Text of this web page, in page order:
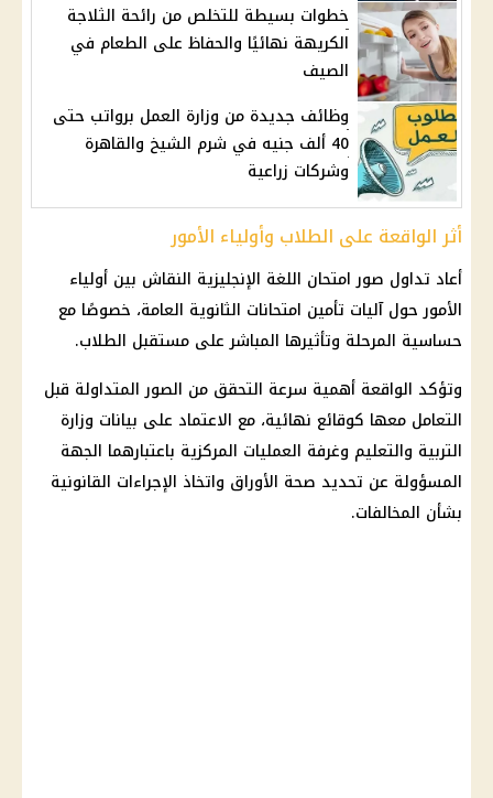
خطوات بسيطة للتخلص من رائحة الثلاجة
الكريهة نهائيًا والحفاظ على الطعام في
الصيف
وظائف جديدة من وزارة العمل برواتب حتى
40 ألف جنيه في شرم الشيخ والقاهرة
وشركات زراعية
أثر الواقعة على الطلاب وأولياء الأمور
أعاد تداول صور امتحان اللغة الإنجليزية النقاش بين أولياء
الأمور حول آليات تأمين امتحانات الثانوية العامة، خصوصًا مع
حساسية المرحلة وتأثيرها المباشر على مستقبل الطلاب.
وتؤكد الواقعة أهمية سرعة التحقق من الصور المتداولة قبل
التعامل معها كوقائع نهائية، مع الاعتماد على بيانات وزارة
التربية والتعليم وغرفة العمليات المركزية باعتبارهما الجهة
المسؤولة عن تحديد صحة الأوراق واتخاذ الإجراءات القانونية
بشأن المخالفات.